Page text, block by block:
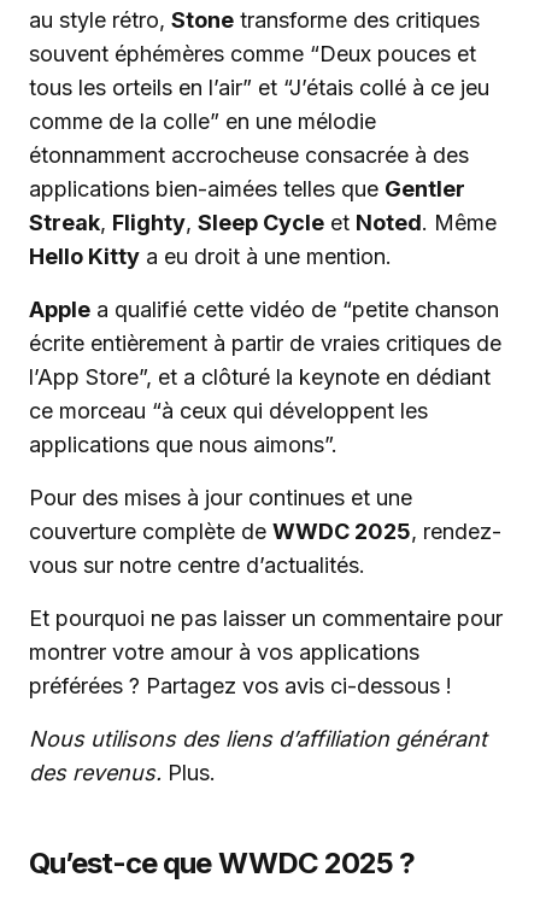
au style rétro, Stone transforme des critiques
souvent éphémères comme “Deux pouces et
tous les orteils en l’air” et “J’étais collé à ce jeu
comme de la colle” en une mélodie
étonnamment accrocheuse consacrée à des
applications bien-aimées telles que Gentler
Streak, Flighty, Sleep Cycle et Noted. Même
Hello Kitty a eu droit à une mention.
Apple a qualifié cette vidéo de “petite chanson
écrite entièrement à partir de vraies critiques de
l’App Store”, et a clôturé la keynote en dédiant
ce morceau “à ceux qui développent les
applications que nous aimons”.
Pour des mises à jour continues et une
couverture complète de WWDC 2025, rendez-
vous sur notre centre d’actualités.
Et pourquoi ne pas laisser un commentaire pour
montrer votre amour à vos applications
préférées ? Partagez vos avis ci-dessous !
Nous utilisons des liens d’affiliation générant
des revenus. Plus.
Qu’est-ce que WWDC 2025 ?